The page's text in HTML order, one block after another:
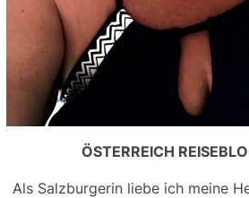
ÖSTERREICH
Als Salzburgerin liebe ich meine